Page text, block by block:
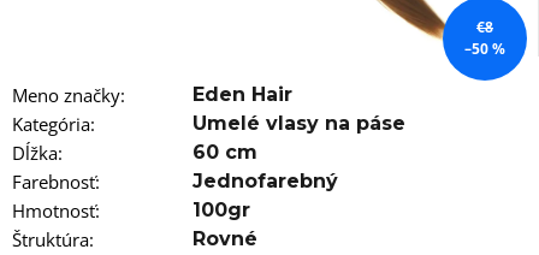
€8
–50 %
Meno značky: Eden Hair
Kategória: Umelé vlasy na páse
Dĺžka: 60 cm
Farebnosť: Jednofarebný
Hmotnosť: 100gr
Štruktúra: Rovné
o
r
ú
č
a
m
e